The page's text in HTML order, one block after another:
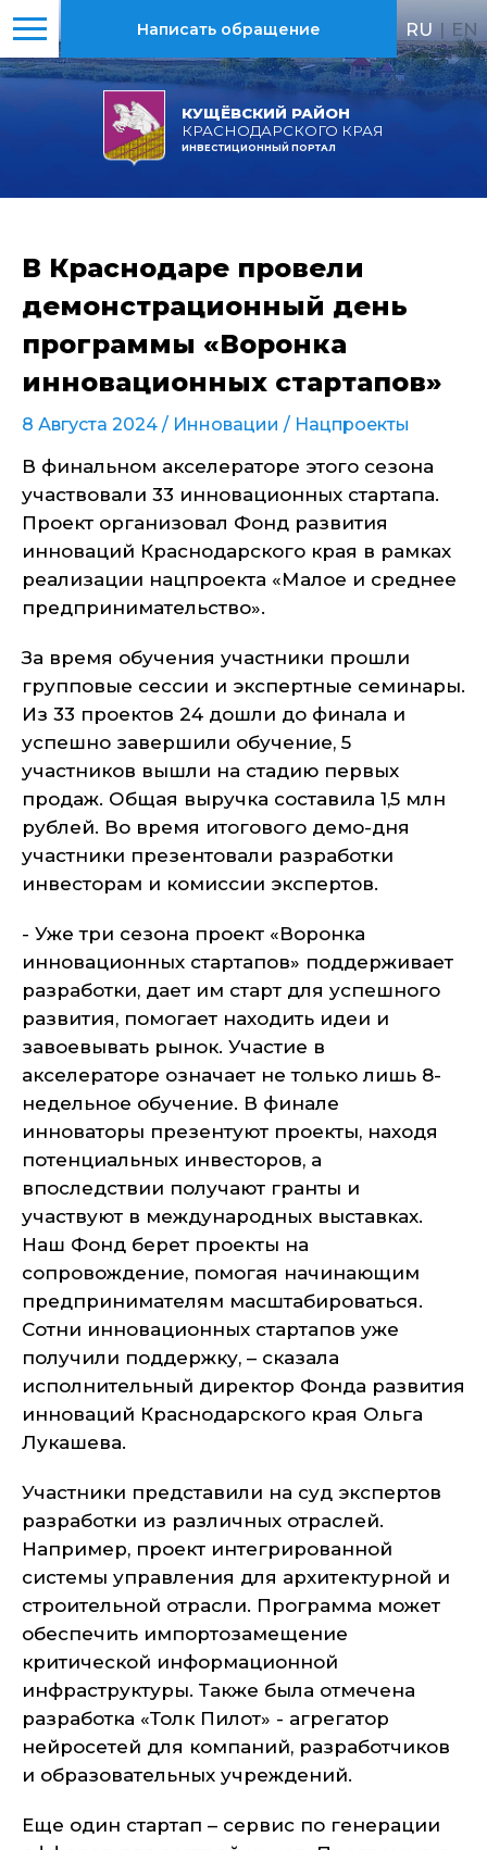
КУЩЁВСКИЙ РАЙОН
КРАСНОДАРСКОГО КРАЯ
ИНВЕСТИЦИОННЫЙ ПОРТАЛ
Написать обращение RU | EN
В Краснодаре провели
демонстрационный день
программы «Воронка
инновационных стартапов»
8 Августа 2024 / Инновации / Нацпроекты
В финальном акселераторе этого сезона
участвовали 33 инновационных стартапа.
Проект организовал Фонд развития
инноваций Краснодарского края в рамках
реализации нацпроекта «Малое и среднее
предпринимательство».
За время обучения участники прошли
групповые сессии и экспертные семинары.
Из 33 проектов 24 дошли до финала и
успешно завершили обучение, 5
участников вышли на стадию первых
продаж. Общая выручка составила 1,5 млн
рублей. Во время итогового демо-дня
участники презентовали разработки
инвесторам и комиссии экспертов.
- Уже три сезона проект «Воронка
инновационных стартапов» поддерживает
разработки, дает им старт для успешного
развития, помогает находить идеи и
завоевывать рынок. Участие в
акселераторе означает не только лишь 8-
недельное обучение. В финале
инноваторы презентуют проекты, находя
потенциальных инвесторов, а
впоследствии получают гранты и
участвуют в международных выставках.
Наш Фонд берет проекты на
сопровождение, помогая начинающим
предпринимателям масштабироваться.
Сотни инновационных стартапов уже
получили поддержку, – сказала
исполнительный директор Фонда развития
инноваций Краснодарского края Ольга
Лукашева.
Участники представили на суд экспертов
разработки из различных отраслей.
Например, проект интегрированной
системы управления для архитектурной и
строительной отрасли. Программа может
обеспечить импортозамещение
критической информационной
инфраструктуры. Также была отмечена
разработка «Толк Пилот» - агрегатор
нейросетей для компаний, разработчиков
и образовательных учреждений.
Еще один стартап – сервис по генерации